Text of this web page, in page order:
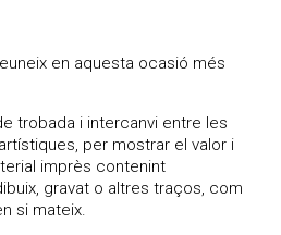
en aquesta ocasió més
trobada i intercanvi entre les
per mostrar el valor i
imprès contenint
gravat o altres traços, com
si mateix.